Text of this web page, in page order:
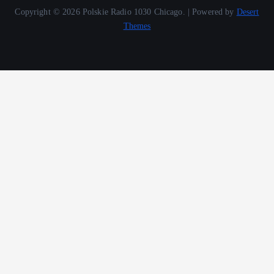
Copyright © 2026 Polskie Radio 1030 Chicago. | Powered by Desert
Themes